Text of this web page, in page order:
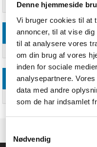
Denne hjemmeside
Vi bruger cookies til at
annoncer, til at vise
til at analysere vores
om din brug af vores
inden for sociale
analysepartnere.
data med andre
som de har indsamlet
Nødvendig
Driftshøjde 0 -
Præstation
Godkendelser